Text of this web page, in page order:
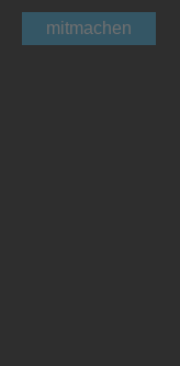
mitmachen